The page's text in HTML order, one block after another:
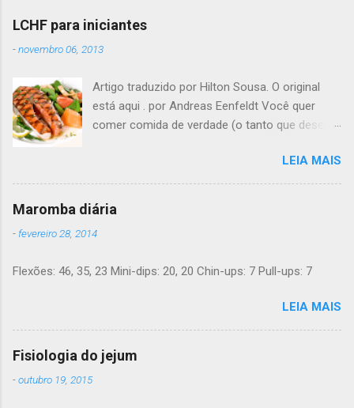
LCHF para iniciantes
-novembro 06, 2013
Artigo traduzido por Hilton Sousa. O original
está aqui . por Andreas Eenfeldt Você quer
comer comida de verdade (o tanto que desejar)
"bom demais para ser verdade", mas LCHF (low
carb, high fat - pouco carboidrato, muita
gordura) é um método que tem sido usado há
suporte com provas de que funciona. Não é
nem "substituições de refeições" bizarras, nem
senso. E toda a informação dada aqui é 100%
grátis. Introdução Uma dieta LCHF indica que
você come menos carboidratos e uma
LEIA MAIS
Maromba diária
- fevereiro 28, 2014
Flexões: 46, 35, 23 Mini-dips: 20, 20 Chin-ups: 7 Pull-ups: 7
LEIA MAIS
Fisiologia do jejum
-outubro 19, 2015